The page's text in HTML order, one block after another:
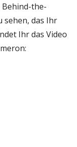
the-
sehen, das Ihr
Ihr das Video